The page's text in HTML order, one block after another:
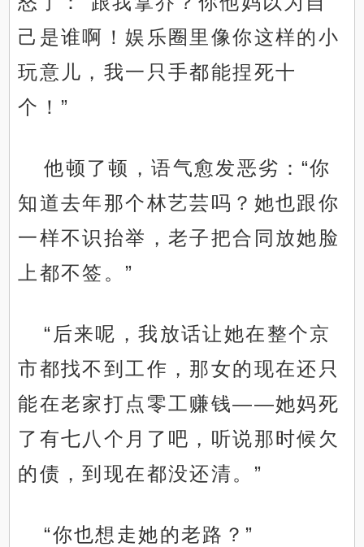
己是谁啊！娱乐圈里像你这样的小
玩意儿，我一只手都能捏死十
个！”
他顿了顿，语气愈发恶劣：“你
知道去年那个林艺芸吗？她也跟你
一样不识抬举，老子把合同放她脸
上都不签。”
“后来呢，我放话让她在整个京
市都找不到工作，那女的现在还只
能在老家打点零工赚钱——她妈死
了有七八个月了吧，听说那时候欠
的债，到现在都没还清。”
“你也想走她的老路？”